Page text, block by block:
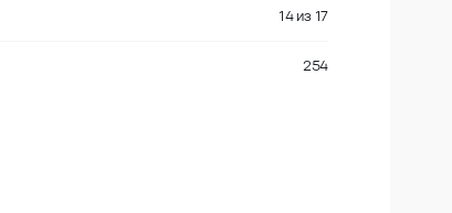
14из 17
254